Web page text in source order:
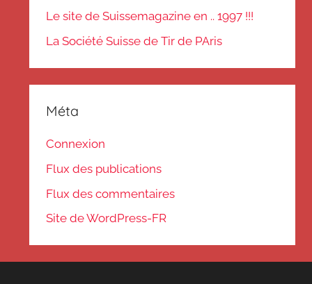
Le site de Suissemagazine en .. 1997 !!!
La Société Suisse de Tir de PAris
Méta
Connexion
Flux des publications
Flux des commentaires
Site de WordPress-FR